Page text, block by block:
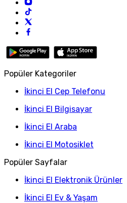
Popüler Kategoriler
İkinci El Cep Telefonu
İkinci El Bilgisayar
İkinci El Araba
İkinci El Motosiklet
Popüler Sayfalar
İkinci El Elektronik Ürünler
İkinci El Ev & Yaşam